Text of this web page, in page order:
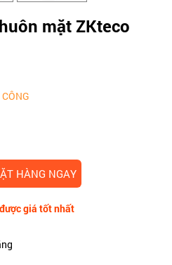
mặt ZKteco
HÀNG NGAY
giá tốt nhất